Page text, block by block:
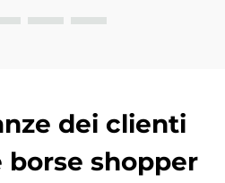
dei clienti
borse shopper